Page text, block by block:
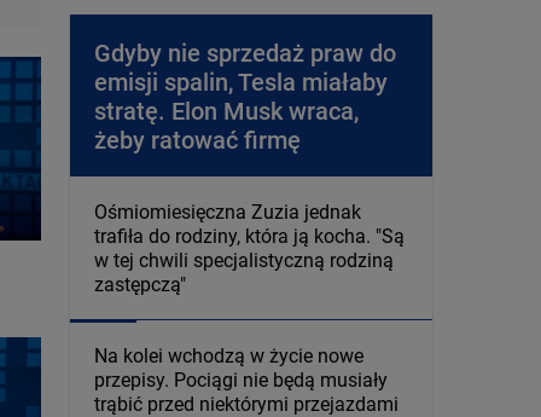
Gdyby nie sprzedaż praw do
emisji spalin, Tesla miałaby
stratę. Elon Musk wraca,
żeby ratować firmę
Ośmiomiesięczna Zuzia jednak
trafiła do rodziny, która ją kocha. "Są
w tej chwili specjalistyczną rodziną
zastępczą"
Na kolei wchodzą w życie nowe
przepisy. Pociągi nie będą musiały
trąbić przed niektórymi przejazdami